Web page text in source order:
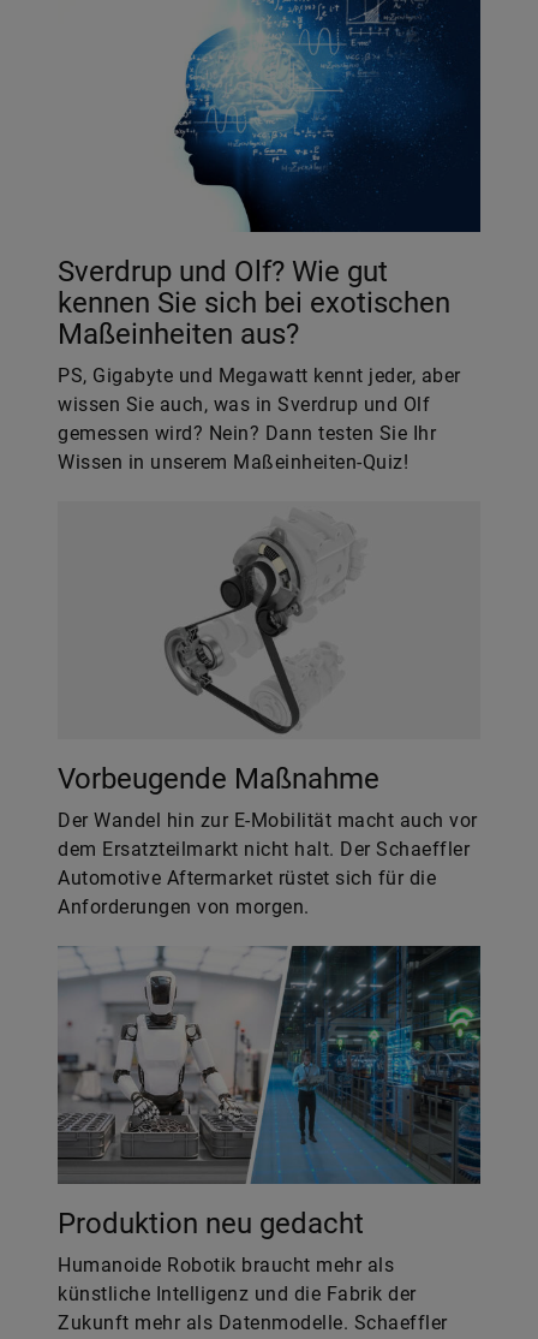
Sverdrup und Olf? Wie gut
kennen Sie sich bei exotischen
Maßeinheiten aus?
PS, Gigabyte und Megawatt kennt jeder, aber
wissen Sie auch, was in Sverdrup und Olf
gemessen wird? Nein? Dann testen Sie Ihr
Wissen in unserem Maßeinheiten-Quiz!
Vorbeugende Maßnahme
Der Wandel hin zur E-Mobilität macht auch vor
dem Ersatzteilmarkt nicht halt. Der Schaeffler
Automotive Aftermarket rüstet sich für die
Anforderungen von morgen.
Produktion neu gedacht
Humanoide Robotik braucht mehr als
künstliche Intelligenz und die Fabrik der
Zukunft mehr als Datenmodelle. Schaeffler